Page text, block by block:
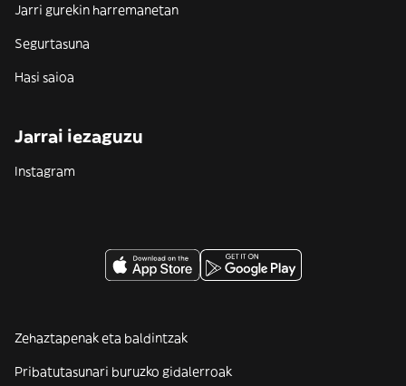
Jarri gurekin harremanetan
Segurtasuna
Hasi saioa
Jarrai iezaguzu
Instagram
Zehaztapenak eta baldintzak
Pribatutasunari buruzko gidalerroak